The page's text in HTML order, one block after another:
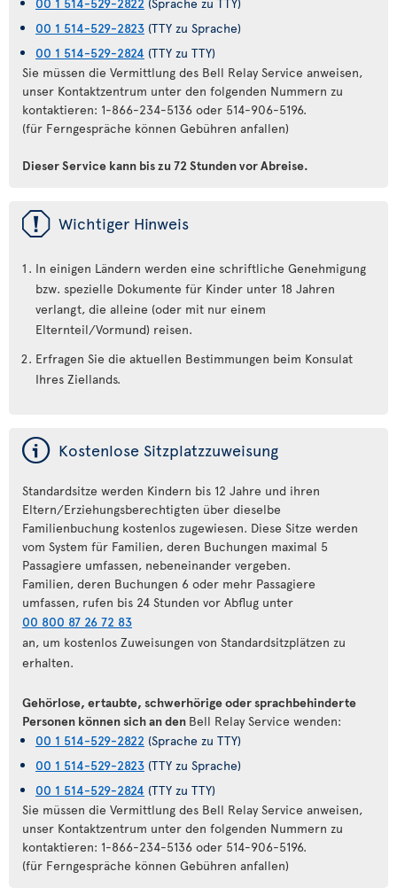
00 1 514-529-2823 (TTY zu Sprache)
00 1 514-529-2824 (TTY zu TTY)
Sie müssen die Vermittlung des Bell Relay Service anweisen,
unser Kontaktzentrum unter den folgenden Nummern zu
kontaktieren: 1-866-234-5136 oder 514-906-5196.
(für Ferngespräche können Gebühren anfallen)
Dieser Service kann bis zu 72 Stunden vor Abreise.
ü Wichtiger Hinweis
In einigen Ländern werden eine schriftliche Genehmigung
bzw. spezielle Dokumente für Kinder unter 18 Jahren
verlangt, die alleine (oder mit nur einem
Elternteil/Vormund) reisen.
Erfragen Sie die aktuellen Bestimmungen beim Konsulat
Ihres Ziellands.
ý Kostenlose Sitzplatzzuweisung
Standardsitze werden Kindern bis 12 Jahre und ihren
Eltern/Erziehungsberechtigten über dieselbe
Familienbuchung kostenlos zugewiesen. Diese Sitze werden
vom System für Familien, deren Buchungen maximal 5
Passagiere umfassen, nebeneinander vergeben.
Familien, deren Buchungen 6 oder mehr Passagiere
umfassen, rufen bis 24 Stunden vor Abflug unter
00 800 87 26 72 83
an, um kostenlos Zuweisungen von Standardsitzplätzen zu
erhalten.
Gehörlose, ertaubte, schwerhörige oder sprachbehinderte
Personen können sich an den Bell Relay Service wenden:
00 1 514-529-2822 (Sprache zu TTY)
00 1 514-529-2823 (TTY zu Sprache)
00 1 514-529-2824 (TTY zu TTY)
Sie müssen die Vermittlung des Bell Relay Service anweisen,
unser Kontaktzentrum unter den folgenden Nummern zu
kontaktieren: 1-866-234-5136 oder 514-906-5196.
(für Ferngespräche können Gebühren anfallen)